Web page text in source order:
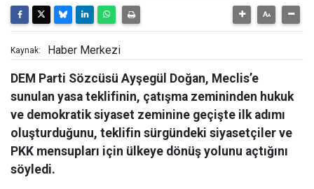
Kaynak: Haber Merkezi
DEM Parti Sözcüsü Ayşegül Doğan, Meclis’e
sunulan yasa teklifinin, çatışma zemininden hukuk
ve demokratik siyaset zeminine geçişte ilk adımı
oluşturduğunu, teklifin sürgündeki siyasetçiler ve
PKK mensupları için ülkeye dönüş yolunu açtığını
söyledi.